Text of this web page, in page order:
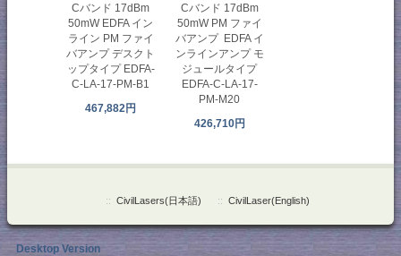
Cバンド 17dBm
50mW EDFA イン
ライン PM ファイ
バアンプ デスクト
ップタイプ EDFA-
C-LA-17-PM-B1
467,882円
Cバンド 17dBm
50mW PM ファイ
バアンプ EDFA イ
ンラインアンプ モ
ジュールタイプ
EDFA-C-LA-17-
PM-M20
426,710円
:: CivilLasers(日本語) :: CivilLaser(English)
Desktop Version